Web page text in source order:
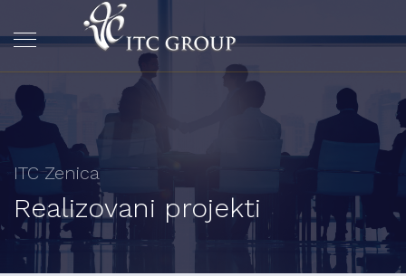
ITC Zenica
Realizovani projekti